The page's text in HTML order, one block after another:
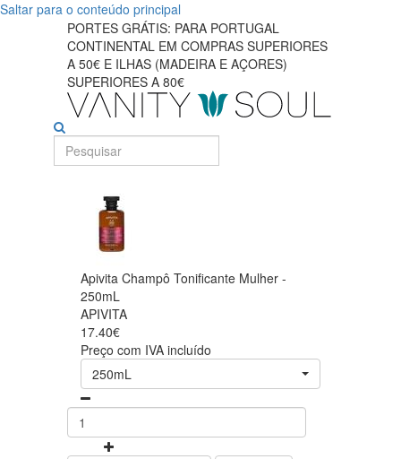
Saltar para o conteúdo principal
PORTES GRÁTIS: PARA PORTUGAL
CONTINENTAL EM COMPRAS SUPERIORES
A 50€ E ILHAS (MADEIRA E AÇORES)
SUPERIORES A 80€
Apivita Champô Tonificante Mulher -
250mL
APIVITA
17.40€
Preço com IVA incluído
250mL